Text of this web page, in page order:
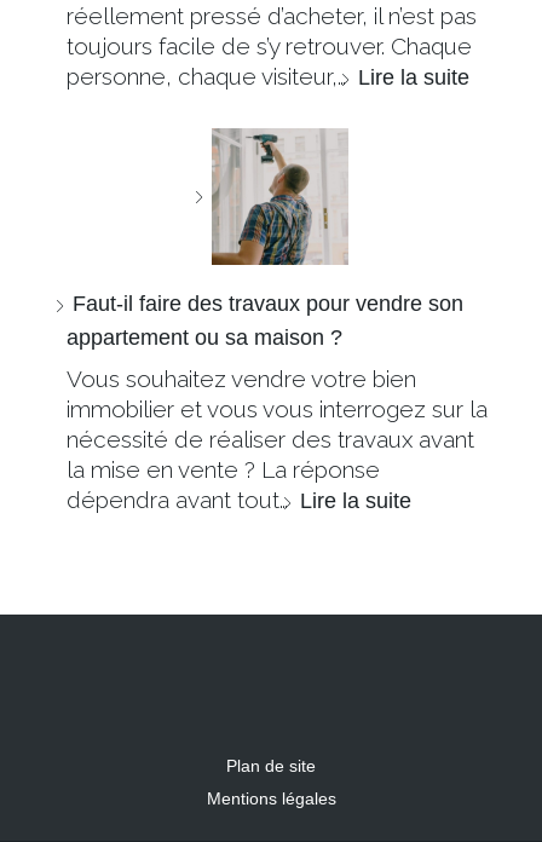
réellement pressé d’acheter, il n’est pas
toujours facile de s’y retrouver. Chaque
personne, chaque visiteur,… Lire la suite
Faut-il faire des travaux pour vendre son
appartement ou sa maison ?
Vous souhaitez vendre votre bien
immobilier et vous vous interrogez sur la
nécessité de réaliser des travaux avant
la mise en vente ? La réponse
dépendra avant tout… Lire la suite
Plan de site
Mentions légales